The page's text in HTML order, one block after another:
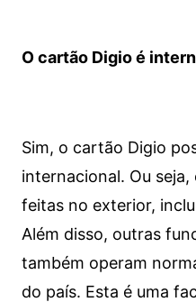
O cartão Digio é
Sim, o cartão Digio
internacional. Ou
feitas no exterior,
Além disso, outras
também operam
do país. Esta é uma